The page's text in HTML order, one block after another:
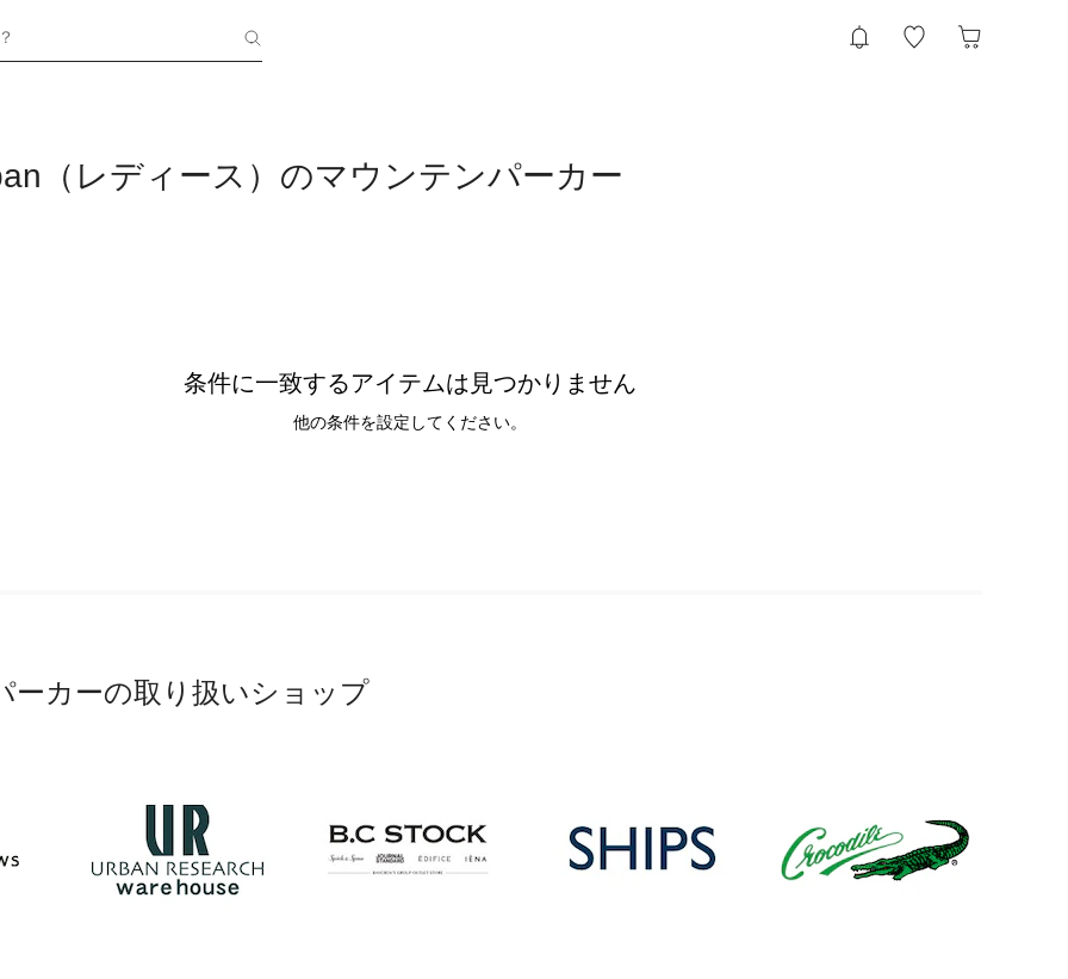
（レディース）のマウンテンパーカー
条件に一致するアイテムは見つかりません
他の条件を設定してください。
ーカーの取り扱いショップ